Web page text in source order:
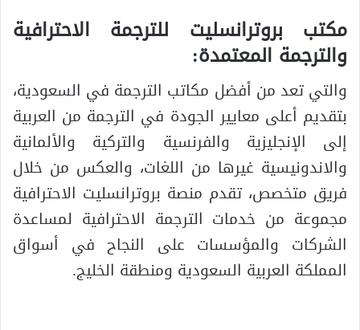
مكتب بروترانسليت للترجمة الاحترافية
والترجمة المعتمدة:
والتي تعد من أفضل مكاتب الترجمة في السعودية،
بتقديم أعلى معايير الجودة في الترجمة من العربية
إلى الإنجليزية والفرنسية والتركية والألمانية
والاندونيسية غيرها من اللغات، والعكس من خلال
فريق متخصص، تقدم منصة بروترانسليت الاحترافية
مجموعة من خدمات الترجمة الاحترافية لمساعدة
الشركات والمؤسسات على النجاح في أسواق
المملكة العربية السعودية ومنطقة الخليج.